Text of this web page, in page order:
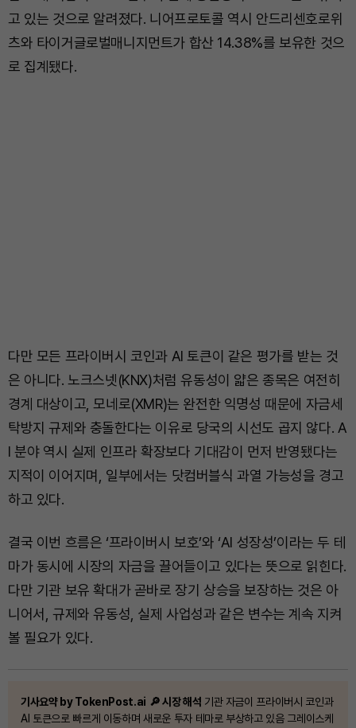
고 있는 것으로 알려졌다. 니어프로토콜 역시 안드리센호로위
츠와 타이거글로벌매니지먼트가 합산 14.38%를 보유한 것으
로 집계됐다.
다만 모든 프라이버시 코인과 AI 토큰이 같은 평가를 받는 것
은 아니다. 노크스넷(KNX)처럼 유동성이 얇은 종목은 여전히
경계 대상이고, 모네로(XMR)는 완전한 익명성 때문에 자금세
탁방지 규제와 충돌한다는 이유로 당국의 시선도 곱지 않다. A
I 분야 역시 실제 인프라 확장보다 기대감이 먼저 반영됐다는
지적이 이어지며, 일부에서는 닷컴버블식 과열 가능성을 경고
하고 있다.
결국 이번 흐름은 ‘프라이버시 보호’와 ‘AI 성장성’이라는 두 테
마가 동시에 시장의 자금을 끌어들이고 있다는 뜻으로 읽힌다.
다만 기관 보유 확대가 곧바로 장기 상승을 보장하는 것은 아
니어서, 규제와 유동성, 실제 사업성과 같은 변수는 계속 지켜
볼 필요가 있다.
기사요약 by TokenPost.ai 🔎 시장 해석 기관 자금이 프라이버시 코인과
AI 토큰으로 빠르게 이동하며 새로운 투자 테마로 부상하고 있음 그레이스케